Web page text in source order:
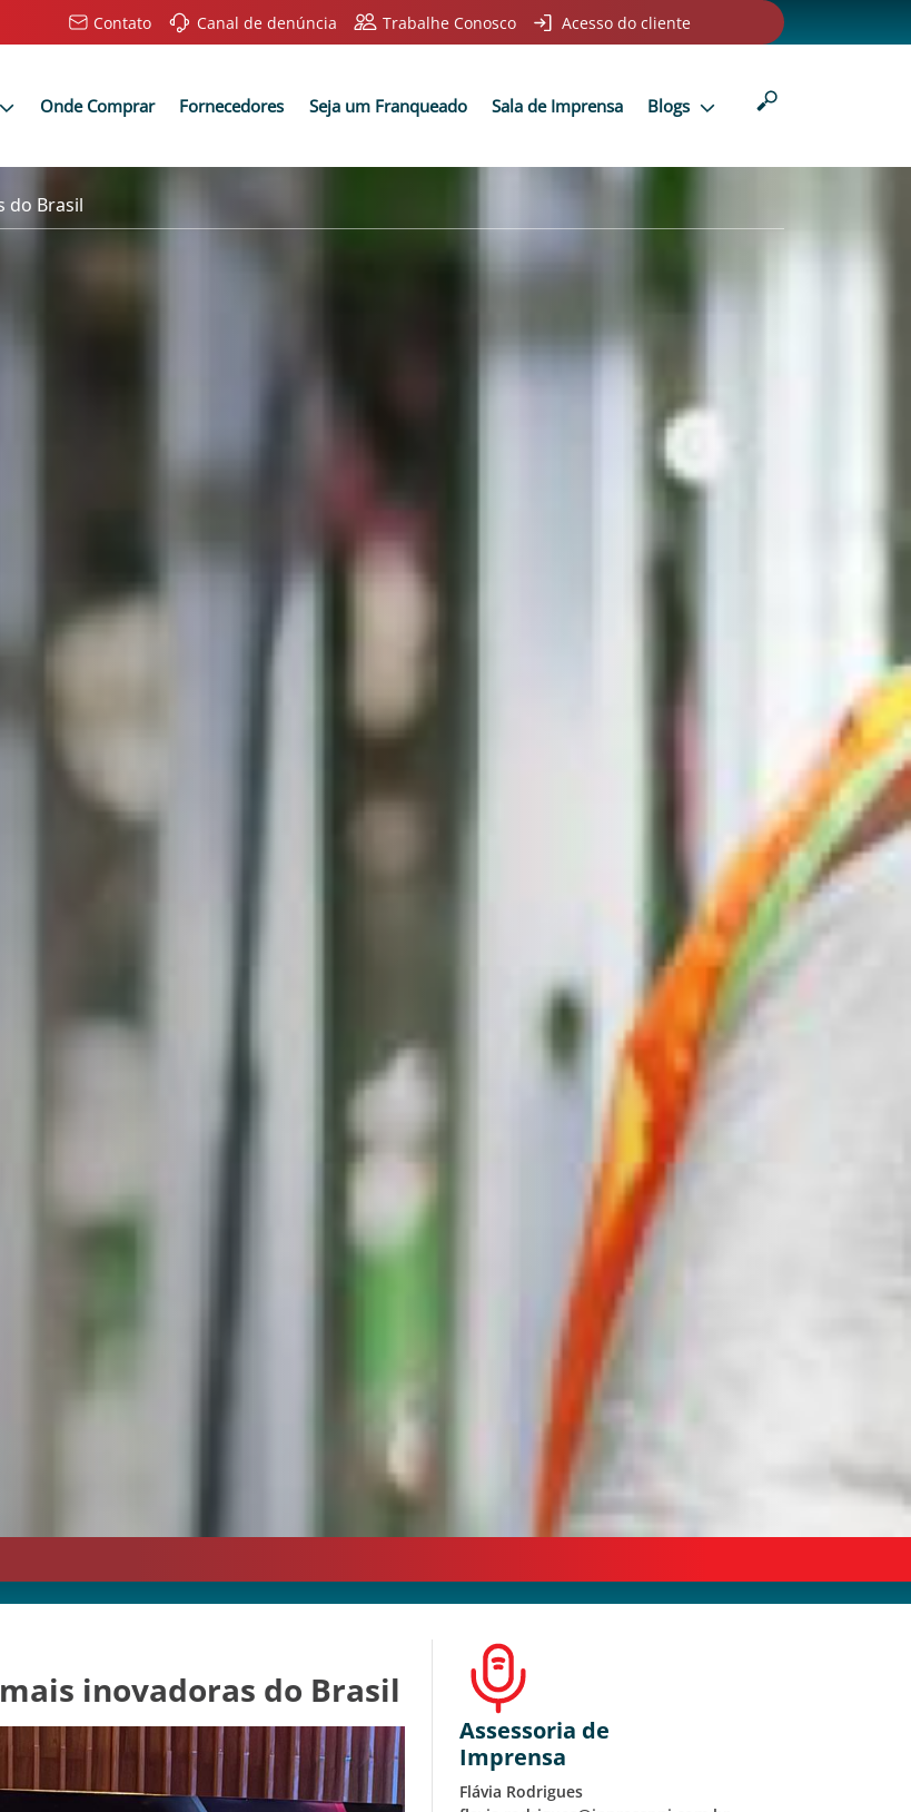
Contato Canal de denúncia Trabalhe Conosco Acesso do cliente
Onde Comprar Fornecedores Seja um Franqueado Sala de Imprensa Blogs
do Brasil
inovadoras do Brasil
Assessoria de
Imprensa
Flávia Rodrigues